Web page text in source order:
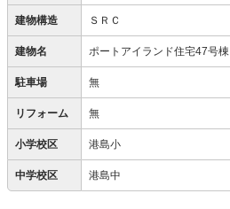
建物構造 ＳＲＣ
建物名 ポートアイランド住宅47号棟
駐車場 無
リフォーム 無
小学校区 港島小
中学校区 港島中